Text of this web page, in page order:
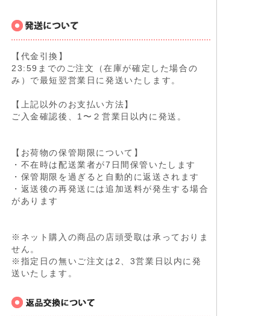
【代金引換】
23:59までのご注文（在庫が確定した場合の
み）で最短翌営業日に発送いたします。
【上記以外のお支払い方法】
ご入金確認後、1〜２営業日以内に発送。
【お荷物の保管期限について】
・不在時は配送業者が7日間保管いたします
・保管期限を過ぎると自動的に返送されます
・返送後の再発送には追加送料が発生する場合
があります
※ネット購入の商品の店頭受取は承っておりま
せん。
※指定日の無いご注文は2、3営業日以内に発
送いたします。